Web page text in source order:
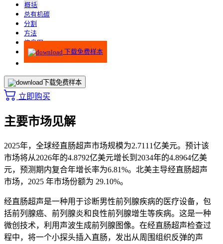
概括
总有机碳
分割
方法
信息图
下载免费样本
下载免费样本
立即购买
主要市场见解
2025年，全球经直肠超声市场规模为2.7111亿美元。预计该
市场将从2026年的4.8792亿美元增长到2034年的4.8964亿美
元，预测期内复合年增长率为6.81%。北美主导经直肠超声
市场，2025 年市场份额为 29.10%。
经直肠超声是一种用于诊断男性前列腺疾病的医疗设备，包
括前列腺癌、前列腺炎和良性前列腺增生等疾病。这是一种
微创技术，利用声波生成前列腺图像。在经直肠超声检查过
程中，将一个小探头插入直肠，发出从周围组织反弹的声